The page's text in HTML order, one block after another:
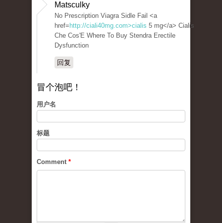
Matsculky
No Prescription Viagra Sidle Fail <a
href= http://ciali40mg.com>cialis 5 mg</a> Cialis
Che Cos'E Where To Buy Stendra Erectile
Dysfunction
回复
冒个泡吧！
用户名
标题
Comment *